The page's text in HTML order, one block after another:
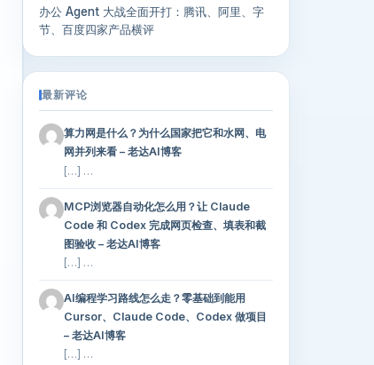
办公 Agent 大战全面开打：腾讯、阿里、字
节、百度四家产品横评
最新评论
算力网是什么？为什么国家把它和水网、电
网并列来看 – 老达AI博客
[…] …
MCP浏览器自动化怎么用？让 Claude
Code 和 Codex 完成网页检查、填表和截
图验收 – 老达AI博客
[…] …
AI编程学习路线怎么走？零基础到能用
Cursor、Claude Code、Codex 做项目
– 老达AI博客
[…] …